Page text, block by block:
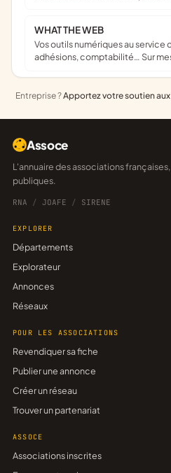
WHAT THE WEB
Vos outils numériques au service de votre mission : site web,
adhésions, comptabilité… Sur
Entreprise ?Apportez votre soutien
Assoce
L'annuaire des associations françaises, construit sur les données
publiques.
RNA / JOAFE / SIRENE
EXPLORER
Départements
Explorateur
Annonces
Réseaux
POUR LES ASSOCIATIONS
Revendiquer sa fiche
Publier une annonce
Créer un réseau
Trouver un partenariat
ASSOCE
Associations inscrites